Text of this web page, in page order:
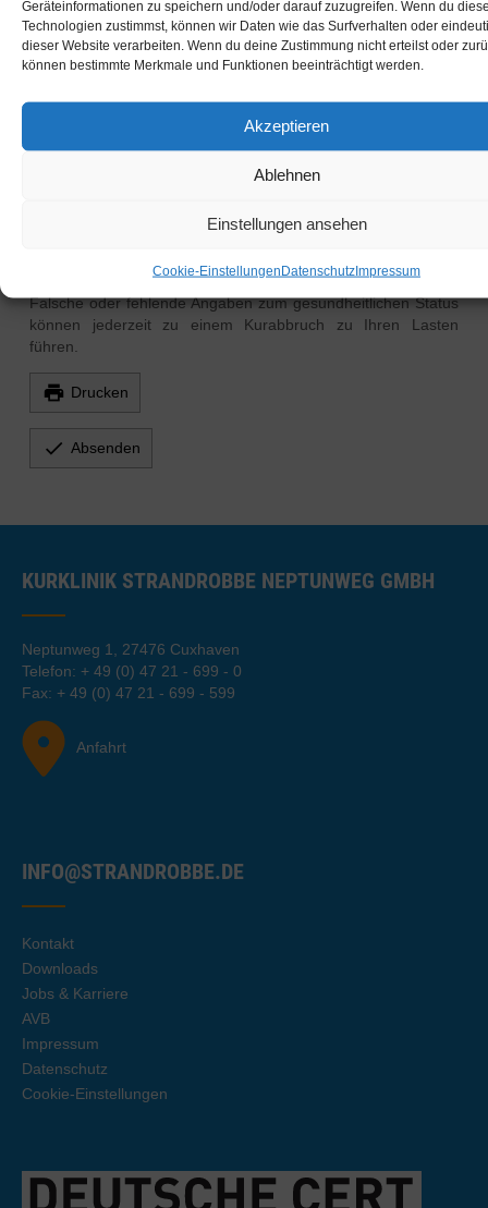
Geräteinformationen zu speichern und/oder darauf zuzugreifen. Wenn du
Technologien zustimmst, können wir Daten wie das Surfverhalten oder
dieser Website verarbeiten. Wenn du deine Zustimmung nicht erteilst oder
können bestimmte Merkmale und Funktionen beeinträchtigt werden.
Akzeptieren
Ablehnen
Einstellungen ansehen
Cookie-EinstellungenDatenschutzImpressum
t: : .
Bitte wenden Sie sich bei weiteren Fragen an unsere
Vertragsbedingungen (AVB):
Falsche oder fehlende Angaben zum gesundheitlichen Status
können jederzeit zu einem Kurabbruch zu Ihren Lasten
führen.
 Drucken
 Absenden
KURKLINIK STRANDROBBE NEPTUNWEG GMBH
Neptunweg 1, 27476 Cuxhaven
Telefon: + 49 (0) 47 21 - 699 - 0
Fax: + 49 (0) 47 21 - 699 - 599
Anfahrt
INFO@STRANDROBBE.DE
Kontakt
Downloads
Jobs & Karriere
AVB
Impressum
Datenschutz
Cookie-Einstellungen